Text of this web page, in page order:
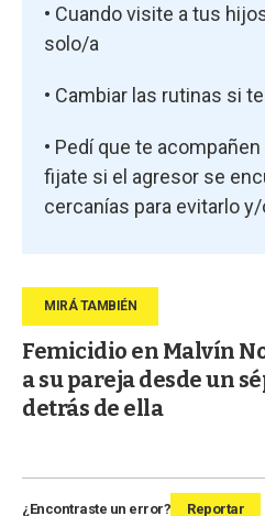
• Cuando visite a tus
solo/a
• Cambiar las rutinas si
• Pedí que te
fijate si el agresor se
cercanías para evitarlo
Femicidio en Malvín
a su pareja desde un
detrás de ella
¿Encontraste un error? Reportar